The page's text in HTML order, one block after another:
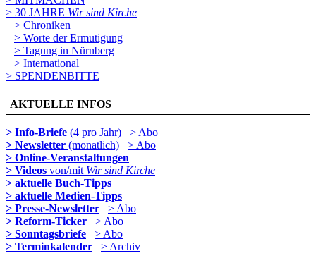
> 30 JAHRE Wir sind Kirche
> Chroniken
> Worte der Ermutigung
> Tagung in Nürnberg
> International
> SPENDENBITTE
AKTUELLE INFOS
> Info-Briefe (4 pro Jahr)
> Abo
> Newsletter (monatlich)
> Abo
> Online-Veranstaltungen
> Videos von/mit Wir sind Kirche
> aktuelle Buch-Tipps
> aktuelle Medien-Tipps
> Presse-Newsletter
> Abo
> Reform-Ticker
> Abo
> Sonntagsbriefe
> Abo
> Terminkalender
> Archiv